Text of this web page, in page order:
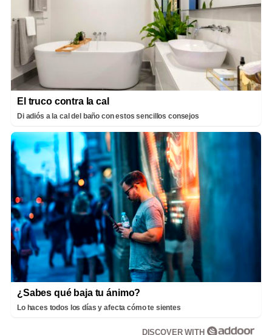
El truco contra la cal
Di adiós a la cal del baño con estos sencillos consejos
¿Sabes qué baja tu ánimo?
Lo haces todos los días y afecta cómo te sientes
DISCOVER WITH